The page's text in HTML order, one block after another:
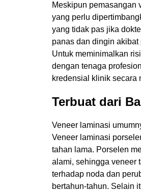
Meskipun pemasangan
yang perlu
yang tidak pas jika
panas dan dingin
Untuk meminimalkan
dengan tenaga
kredensial klinik secara
Terbuat dari
Veneer laminasi
Veneer laminasi
tahan lama. Porselen
alami, sehingga veneer
terhadap noda dan
bertahun-tahun. Selain